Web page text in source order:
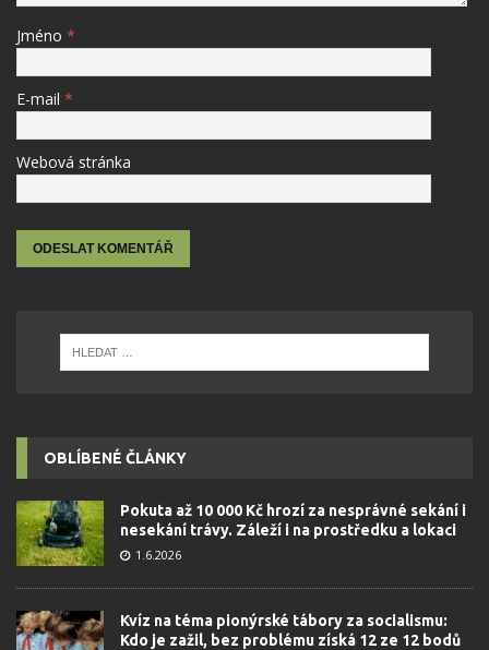
Jméno *
E-mail *
Webová stránka
OBLÍBENÉ ČLÁNKY
Pokuta až 10 000 Kč hrozí za nesprávné sekání i
nesekání trávy. Záleží i na prostředku a lokaci
1.6.2026
Kvíz na téma pionýrské tábory za socialismu:
Kdo je zažil, bez problému získá 12 ze 12 bodů